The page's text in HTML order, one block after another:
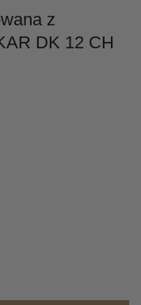
z
DK 12 CH
z kryształami